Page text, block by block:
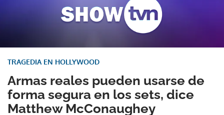
Armas reales pueden usarse de
forma segura en los sets, dice
Matthew McConaughey
TRAGEDIA EN HOLLYWOOD